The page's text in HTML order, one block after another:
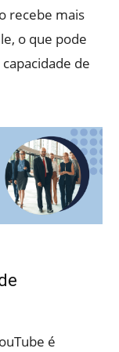
recebe mais
o que pode
de
é